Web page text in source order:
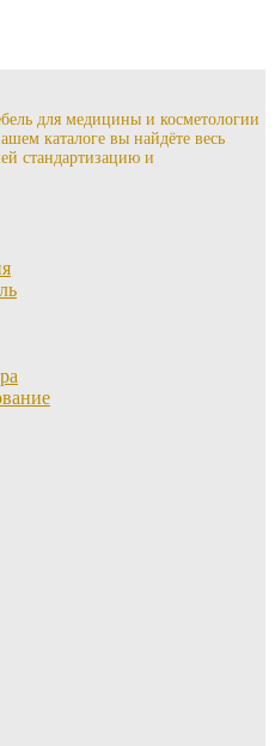
для медицины и косметологии
каталоге вы найдёте весь
стандартизацию и